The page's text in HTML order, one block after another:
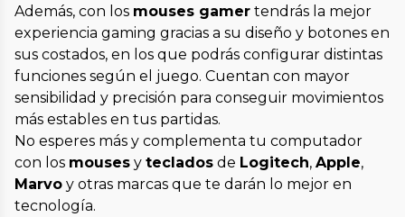
Además, con los mouses gamer tendrás la mejor
experiencia gaming gracias a su diseño y botones en
sus costados, en los que podrás configurar distintas
funciones según el juego. Cuentan con mayor
sensibilidad y precisión para conseguir movimientos
más estables en tus partidas.
No esperes más y complementa tu computador
con los mouses y teclados de Logitech, Apple,
Marvo y otras marcas que te darán lo mejor en
tecnología.